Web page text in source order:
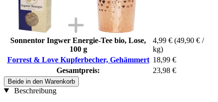
Sonnentor Ingwer Energie-Tee bio, Lose,
100 g
4,99 € (49,90 € /
kg)
Forrest & Love Kupferbecher, Gehämmert 18,99 €
Gesamtpreis:
23,98 €
Beide in den Warenkorb
Beschreibung